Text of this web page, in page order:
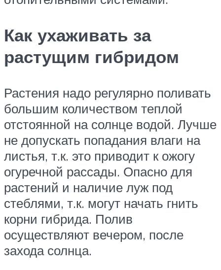
Как ухаживать за
растущим гибридом
Растения надо регулярно поливать
большим количеством теплой
отстоянной на солнце водой. Лучше
не допускать попадания влаги на
листья, т.к. это приводит к ожогу
огуречной рассады. Опасно для
растений и наличие луж под
стеблями, т.к. могут начать гнить
корни гибрида. Полив
осуществляют вечером, после
захода солнца.